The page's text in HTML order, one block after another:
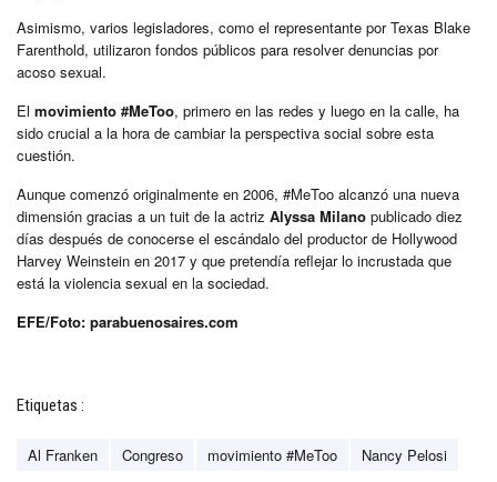
Asimismo, varios legisladores, como el representante por Texas Blake
Farenthold, utilizaron fondos públicos para resolver denuncias por
acoso sexual.
El movimiento #MeToo, primero en las redes y luego en la calle, ha
sido crucial a la hora de cambiar la perspectiva social sobre esta
cuestión.
Aunque comenzó originalmente en 2006, #MeToo alcanzó una nueva
dimensión gracias a un tuit de la actriz Alyssa Milano publicado diez
días después de conocerse el escándalo del productor de Hollywood
Harvey Weinstein en 2017 y que pretendía reflejar lo incrustada que
está la violencia sexual en la sociedad.
EFE/Foto: parabuenosaires.com
Etiquetas :
Al Franken Congreso movimiento #MeToo Nancy Pelosi